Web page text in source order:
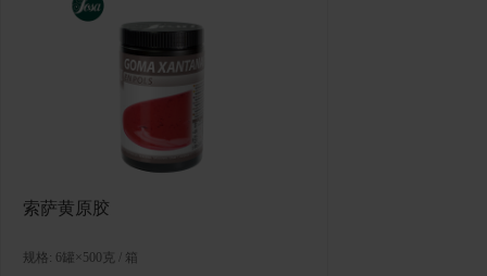
索萨黄原胶
规格: 6罐×500克 / 箱